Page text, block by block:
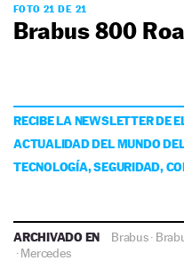
FOTO 21 DE 21
Brabus 800
RECIBE LA NEWSLETTER DE
ACTUALIDAD DEL MUNDO
TECNOLOGÍA, SEGURIDAD,
ARCHIVADO EN Brabus·
·Mercedes